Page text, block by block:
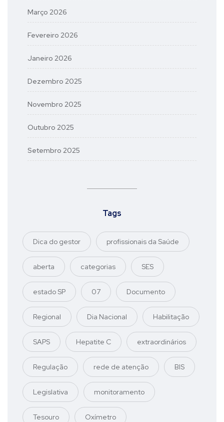
Março 2026
Fevereiro 2026
Janeiro 2026
Dezembro 2025
Novembro 2025
Outubro 2025
Setembro 2025
Tags
Dica do gestor profissionais da Saúde
aberta categorias SES
estado SP 07 Documento
Regional Dia Nacional Habilitação
SAPS Hepatite C extraordinários
Regulação rede de atenção BIS
Legislativa monitoramento
Tesouro Oxímetro